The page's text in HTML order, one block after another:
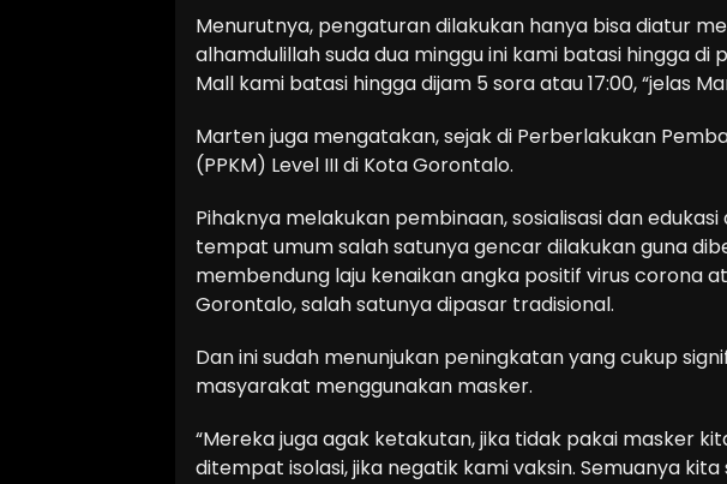
Menurutnya, pengaturan dilakukan hanya bisa diatur
alhamdulillah suda dua minggu ini kami batasi hingga di
Mall kami batasi hingga dijam 5 sora atau 17:00, “jelas
Marten juga mengatakan, sejak di Perberlakukan
(PPKM) Level III di Kota Gorontalo.
Pihaknya melakukan pembinaan, sosialisasi dan
tempat umum salah satunya gencar dilakukan guna
membendung laju kenaikan angka positif virus corona
Gorontalo, salah satunya dipasar tradisional.
Dan ini sudah menunjukan peningkatan yang cukup
masyarakat menggunakan masker.
“Mereka juga agak ketakutan, jika tidak pakai masker
ditempat isolasi, jika negatik kami vaksin. Semuanya kita